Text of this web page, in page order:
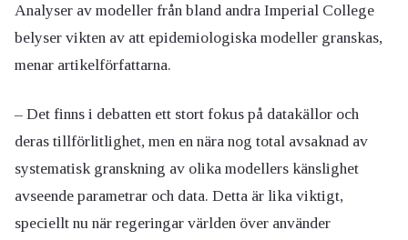
Analyser av modeller från bland andra Imperial College
belyser vikten av att epidemiologiska modeller granskas,
menar artikelförfattarna.
– Det finns i debatten ett stort fokus på datakällor och
deras tillförlitlighet, men en nära nog total avsaknad av
systematisk granskning av olika modellers känslighet
avseende parametrar och data. Detta är lika viktigt,
speciellt nu när regeringar världen över använder